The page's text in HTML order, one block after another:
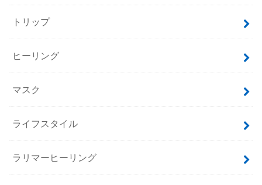
トリップ
ヒーリング
マスク
ライフスタイル
ラリマーヒーリング